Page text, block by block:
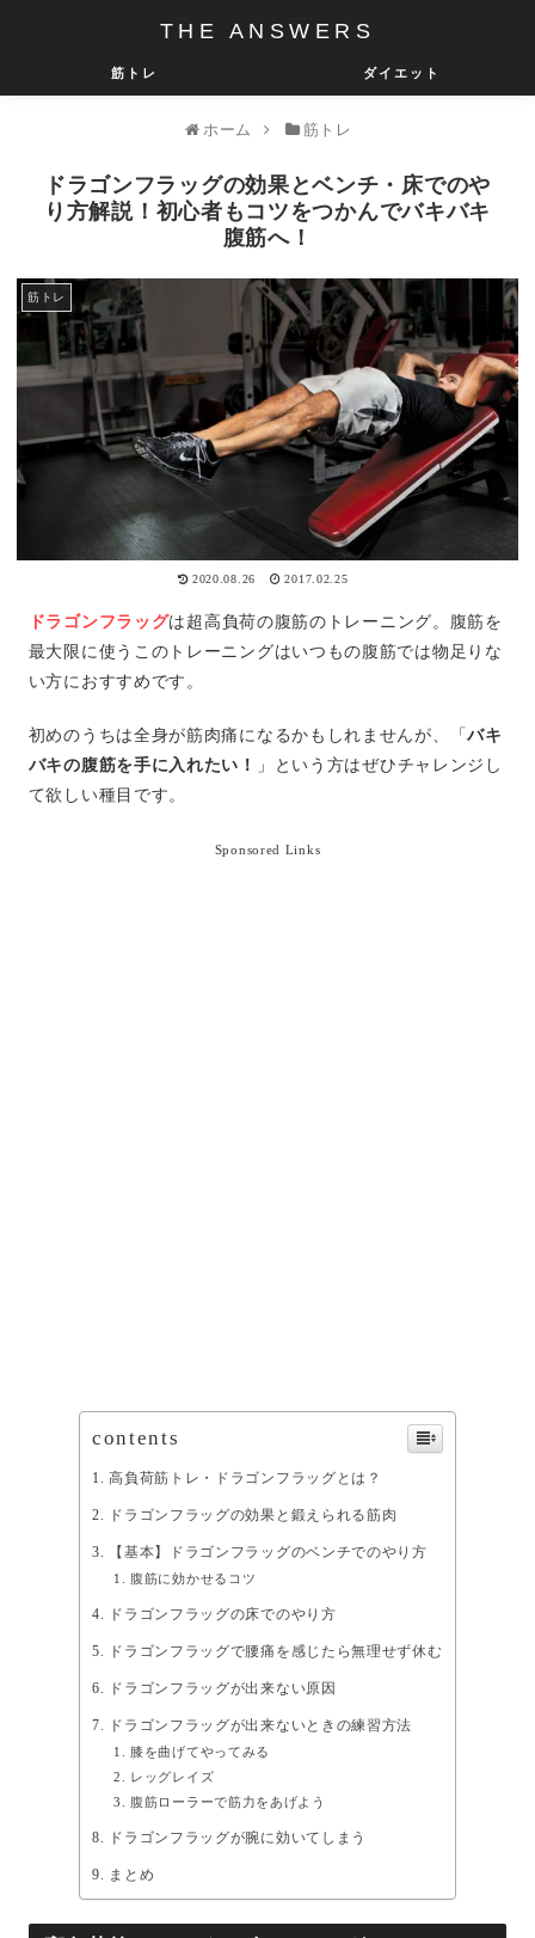
THE ANSWERS
筋トレ ダイエット
ホーム 筋トレ
ドラゴンフラッグの効果とベンチ・床でのや
り方解説！初心者もコツをつかんでバキバキ
腹筋へ！
筋トレ
2020.08.26 2017.02.25
ドラゴンフラッグは超高負荷の腹筋のトレーニング。腹筋を
最大限に使うこのトレーニングはいつもの腹筋では物足りな
い方におすすめです。
初めのうちは全身が筋肉痛になるかもしれませんが、「バキ
バキの腹筋を手に入れたい！
」という方はぜひチャレンジし
て欲しい種目です。
Sponsored Links
contents
高負荷筋トレ・ドラゴンフラッグとは？
ドラゴンフラッグの効果と鍛えられる筋肉
【基本】ドラゴンフラッグのベンチでのやり方
腹筋に効かせるコツ
ドラゴンフラッグの床でのやり方
ドラゴンフラッグで腰痛を感じたら無理せず休む
ドラゴンフラッグが出来ない原因
ドラゴンフラッグが出来ないときの練習方法
膝を曲げてやってみる
レッグレイズ
腹筋ローラーで筋力をあげよう
ドラゴンフラッグが腕に効いてしまう
まとめ